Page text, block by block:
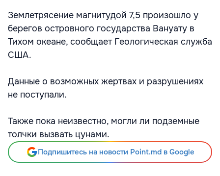
Землетрясение магнитудой 7,5 произошло у
берегов островного государства Вануату в
Тихом океане, сообщает Геологическая служба
США.
Данные о возможных жертвах и разрушениях
не поступали.
Также пока неизвестно, могли ли подземные
толчки вызвать цунами.
Подпишитесь на новости Point.md в Google